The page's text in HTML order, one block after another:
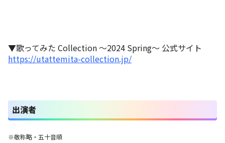
▼歌ってみた Collection 〜2024 Spring〜 公式サイト
https://utattemita-collection.jp/
出演者
※敬称略・五十音順